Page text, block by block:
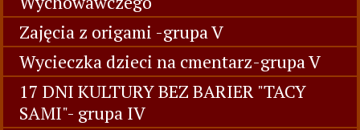
Zajęcia z origami -grupa V
Wycieczka dzieci na cmentarz-grupa V
17 DNI KULTURY BEZ BARIER "TACY
SAMI"- grupa IV